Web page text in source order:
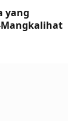
yang
Mangkalihat